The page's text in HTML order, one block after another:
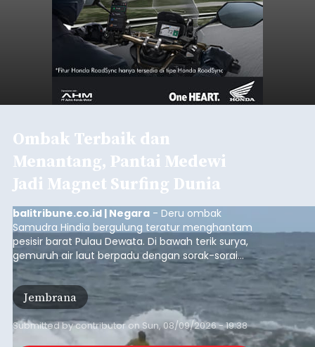
Ombak Terbaik dan
Menantang, Pantai Medewi
Jadi Magnet Surfing Dunia
balitribune.co.id | Negara - Deru ombak
Samudra Hindia bergulung teratur menghantam
pesisir barat Pulau Dewata. Di bawah terik surya,
gemuruh air laut berpadu dengan sorak-sorai
penonton yang memadati Pantai Medewi,
Kecamatan Pekutatan pada Minggu (9/8/2026).
Ratusan peselancar dari berbagai penjuru
nusantara berkompetisi menaklukan ombak
terbaik dan menantang.
Jembrana
Submitted bycontributoron Sun, 08/09/2026 - 19:38